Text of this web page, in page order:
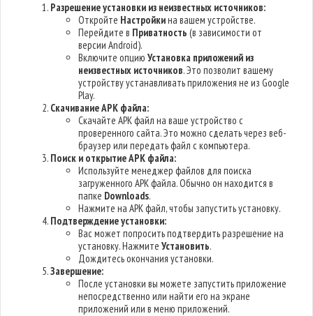
Разрешение установки из неизвестных источников:
Откройте Настройкина вашем устройстве.
Перейдите в Приватность (в зависимости от
версии Android).
Включите опциюУстановка приложений из
неизвестных источников. Это позволит вашему
устройству устанавливать приложения не из Google
Play.
Скачивание APK файла:
Скачайте APK файл на ваше устройство с
проверенного сайта. Это можно сделать через веб-
браузер или передать файл с компьютера.
Поиск и открытие APK файла:
Используйте менеджер файлов для поиска
загруженного APK файла. Обычно он находится в
папке Downloads.
Нажмите на APK файл, чтобы запустить установку.
Подтверждение установки:
Вас может попросить подтвердить разрешение на
установку. НажмитеУстановить.
Дождитесь окончания установки.
Завершение:
После установки вы можете запустить приложение
непосредственно или найти его на экране
приложений или в меню приложений.